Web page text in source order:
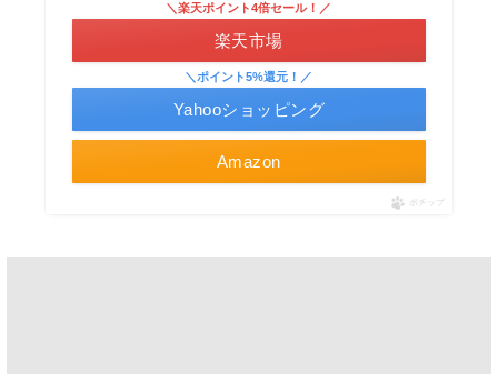
Amazon
＼楽天ポイント4倍セール！／
楽天市場
＼ポイント5%還元！／
Yahooショッピング
ポチップ